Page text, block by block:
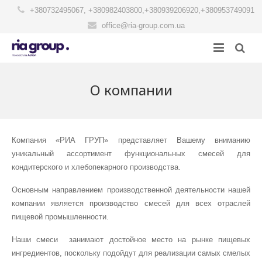
+380732495067, +380982403800,+380939206920,+380953749091
office@ria-group.com.ua
Суміші для кексів и мафинів
Суміші для тортів и пирогів
Суміші для эклерів, шу, профитролів
Консерванти, продовжувачи свіжості, антіоксиданти
Загусники, стабілізатори
Суміші для приготування начинок
Контакти
RIASTAR
Про компанію
О компании
Компания «РИА ГРУП» представляет Вашему вниманию
уникальный ассортимент функциональных смесей для
кондитерского и хлебопекарного производства.
Основным направлением производственной деятельности нашей
компании является производство смесей для всех отраслей
пищевой промышленности.
Наши смеси занимают достойное место на рынке пищевых
ингредиентов, поскольку подойдут для реализации самых смелых